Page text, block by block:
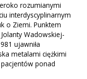
rozumianymi
interdyscyplinarnym
o Ziemi. Punktem
Wadowskiej-
ujawniła
metalami ciężkimi
ponad